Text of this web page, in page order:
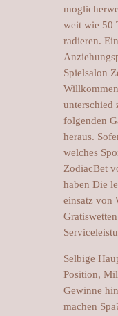
weit wie 50
radieren.
Spielsalon
unterschied
folgenden
heraus.
welches
ZodiacBet
haben Die
einsatz von
Selbige
Position,
Gewinne
machen